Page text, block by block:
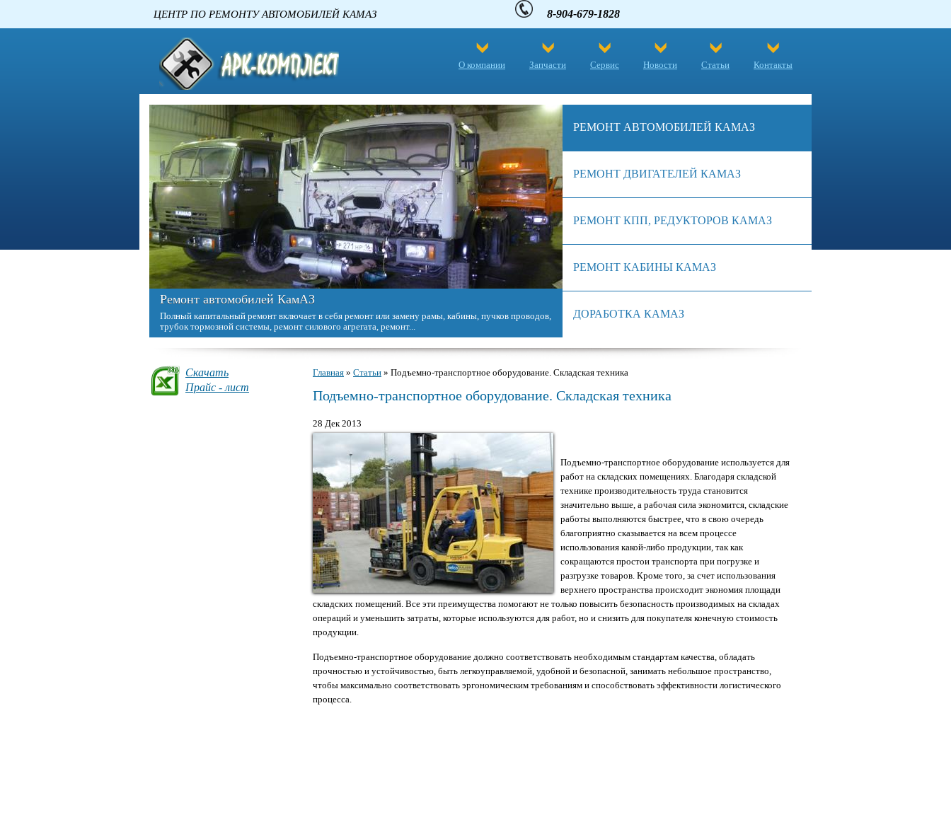
ЦЕНТР ПО РЕМОНТУ АВТОМОБИЛЕЙ КАМАЗ 8-904-679-1828
О компании Запчасти Сервис Новости Статьи Контакты
Ремонт двигателей КАМАЗ
Двигатель – это сердце любого автомобиля. Однако в отличие от сердца живого существа, железное
можно восстановить, сделав капремонт.
РЕМОНТ АВТОМОБИЛЕЙ КАМАЗ
РЕМОНТ ДВИГАТЕЛЕЙ КАМАЗ
РЕМОНТ КПП, РЕДУКТОРОВ КАМАЗ
РЕМОНТ КАБИНЫ КАМАЗ
ДОРАБОТКА КАМАЗ
Скачать
Прайс - лист
Вы здесь
Главная » Статьи » Подъемно-транспортное оборудование. Складская техника
Подъемно-транспортное оборудование. Складская техника
28 Дек 2013
Подъемно-транспортное оборудование используется для
работ на складских помещениях. Благодаря складской
технике производительность труда становится
значительно выше, а рабочая сила экономится, складские
работы выполняются быстрее, что в свою очередь
благоприятно сказывается на всем процессе
использования какой-либо продукции, так как
сокращаются простои транспорта при погрузке и
разгрузке товаров. Кроме того, за счет использования
верхнего пространства происходит экономия площади
складских помещений. Все эти преимущества помогают не только повысить безопасность производимых на складах
операций и уменьшить затраты, которые используются для работ, но и снизить для покупателя конечную стоимость
продукции.
Подъемно-транспортное оборудование должно соответствовать необходимым стандартам качества, обладать
прочностью и устойчивостью, быть легкоуправляемой, удобной и безопасной, занимать небольшое пространство,
чтобы максимально соответствовать эргономическим требованиям и способствовать эффективности логистического
процесса.